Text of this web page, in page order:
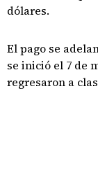
dólares.
El pago se
se inició el 7 de
regresaron a